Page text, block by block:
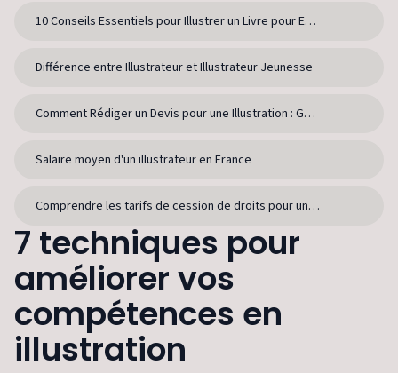
10 Conseils Essentiels pour Illustrer un Livre pour Enfants
Différence entre Illustrateur et Illustrateur Jeunesse
Comment Rédiger un Devis pour une Illustration : Guide Pratique
Salaire moyen d'un illustrateur en France
Comprendre les tarifs de cession de droits pour une illustration
7 techniques pour
améliorer vos
compétences en
illustration